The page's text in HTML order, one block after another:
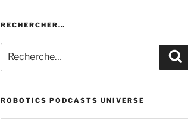
RECHERCHER…
pour
:
ROBOTICS PODCASTS UNIVERSE